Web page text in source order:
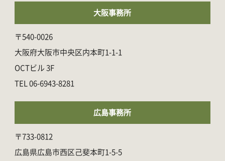
大阪事務所
〒540-0026
大阪府大阪市中央区内本町1-1-1
OCTビル 3F
06-6943-8281
広島事務所
〒733-0812
広島県広島市西区己斐本町1-5-5